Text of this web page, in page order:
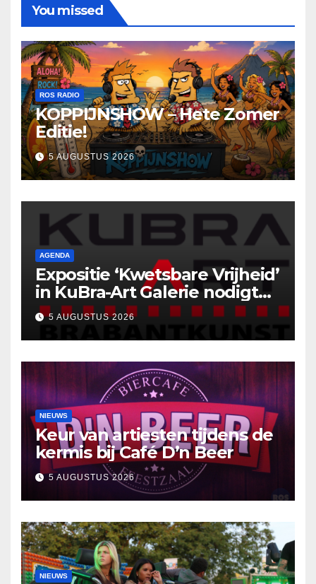
You missed
ROS RADIO
KOPPIJNSHOW – Hete Zomer
Editie!
5 AUGUSTUS 2026
AGENDA
Expositie ‘Kwetsbare Vrijheid’
in KuBra-Art Galerie nodigt
uit tot ontmoeting en
reflectie
5 AUGUSTUS 2026
NIEUWS
Keur van artiesten tijdens de
kermis bij Café D’n Beer
5 AUGUSTUS 2026
NIEUWS